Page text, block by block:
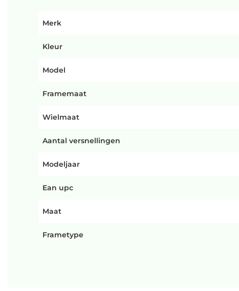
Merk
Kleur
Model
Framemaat
Wielmaat
Aantal versnellingen
Modeljaar
Ean upc
Maat
Frametype